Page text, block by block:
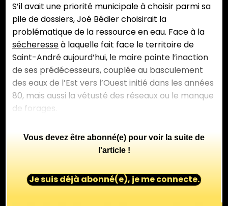
S’il avait une priorité municipale à choisir parmi sa
pile de dossiers, Joé Bédier choisirait la
problématique de la ressource en eau. Face à la
sécheresseà laquelle fait face le territoire de
Saint-André aujourd’hui, le maire pointe l’inaction
de ses prédécesseurs, couplée au basculement
des eaux de l’Est vers l’Ouest initié dans les années
80, mais aussi la vétusté des réseaux ou le manque
de forages.
Vous devez être abonné(e) pour voir la suite de
l'article !
Je suis déjà abonné(e), je me connecte.